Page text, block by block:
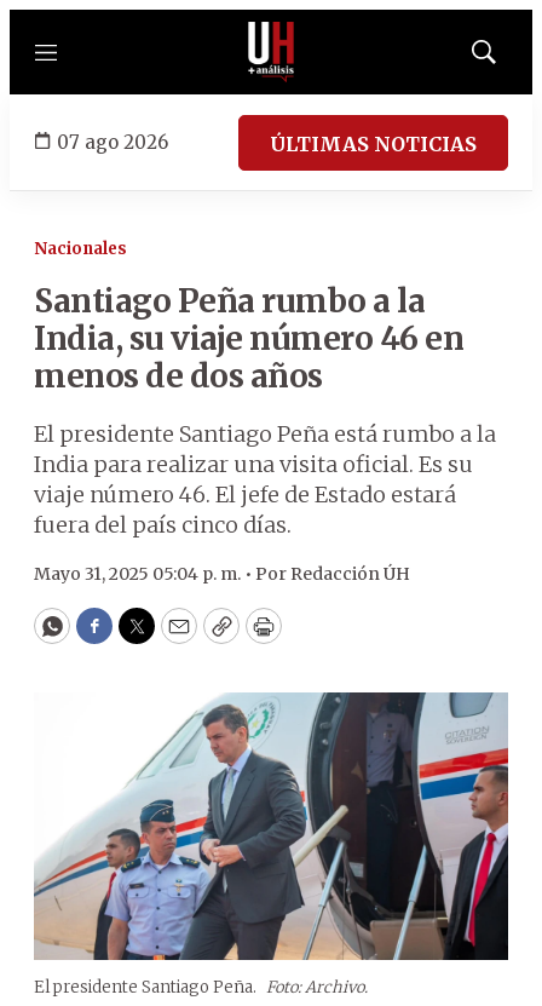
Menú
Mostrar
07 ago 2026 ÚLTIMAS NOTICIAS
Nacionales
Santiago Peña rumbo a la
India, su viaje número 46 en
menos de dos años
El presidente Santiago Peña está rumbo a la
India para realizar una visita oficial. Es su
viaje número 46. El jefe de Estado estará
fuera del país cinco días.
Mayo 31, 2025 05:04 p. m. • Por Redacción ÚH
WhatsApp
Facebook
Twitter
EmailCopyPrint
El presidente Santiago Peña. Foto: Archivo.